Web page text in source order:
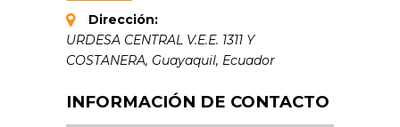
Dirección:
URDESA CENTRAL V.E.E. 1311 Y
COSTANERA, Guayaquil, Ecuador
INFORMACIÓN DE CONTACTO